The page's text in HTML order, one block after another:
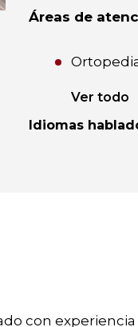
Áreas de
Ver todo
Idiomas
con experiencia